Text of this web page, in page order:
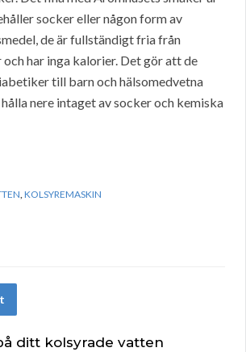
socker eller någon form av
de är fullständigt fria från
har inga kalorier. Det gör att de
till barn och hälsomedvetna
nere intaget av socker och kemiska
,KOLSYREMASKIN
ditt kolsyrade vatten